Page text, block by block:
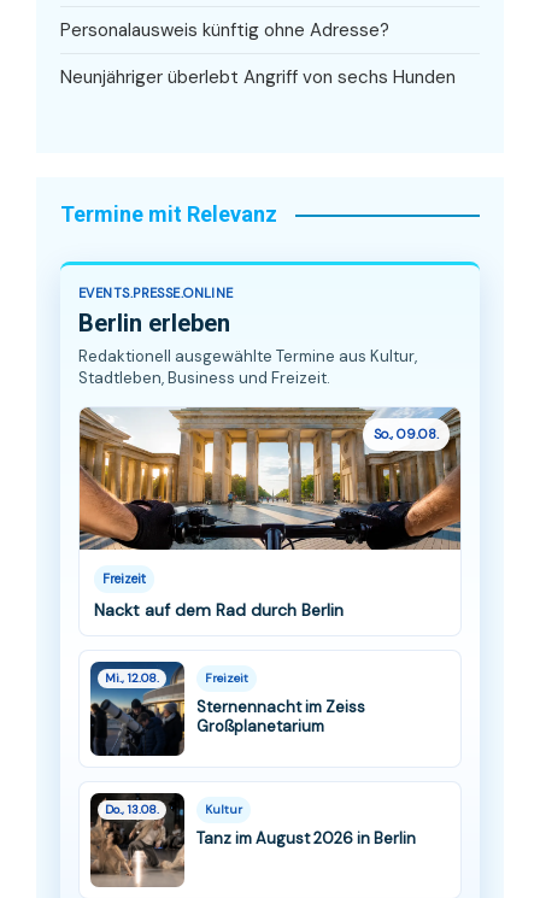
Personalausweis künftig ohne Adresse?
Neunjähriger überlebt Angriff von sechs Hunden
Termine mit Relevanz
EVENTS.PRESSE.ONLINE
Berlin erleben
Redaktionell ausgewählte Termine aus Kultur,
Stadtleben, Business und Freizeit.
So., 09.08.
Freizeit
Nackt auf dem Rad durch Berlin
Mi., 12.08. Freizeit
Sternennacht im Zeiss
Großplanetarium
Do., 13.08. Kultur
Tanz im August 2026 in Berlin